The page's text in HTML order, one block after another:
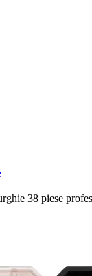
38 piese